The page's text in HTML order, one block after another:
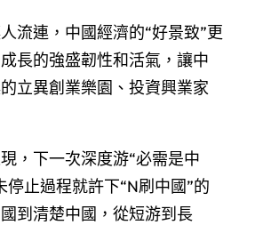
流連，中國經濟的“好景致”更
長的強盛韌性和活氣，讓中
立異創業樂園、投資興業家
，下一次深度游“必需是中
停止過程就許下“N刷中國”的
到清楚中國，從短游到長